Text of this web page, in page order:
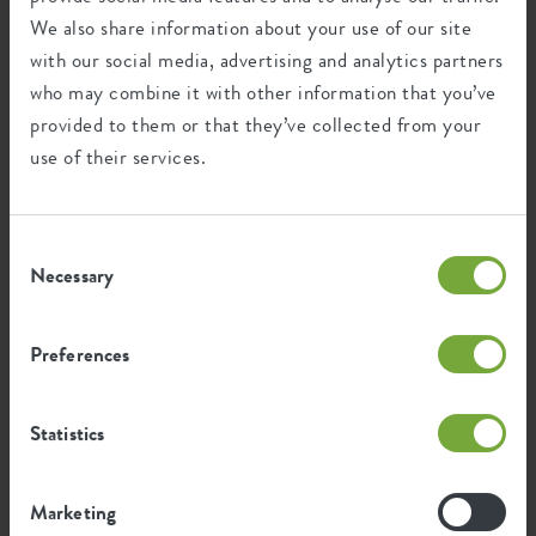
We also share information about your use of our site
with our social media, advertising and analytics partners
who may combine it with other information that you’ve
provided to them or that they’ve collected from your
use of their services.
Selection
Necessary
Preferences
Statistics
Marketing
l'eau dès que la plante en a besoin. Le système aqua care
est incassable et dispose d'un large bec pour ne pas être
obstrué par la terre. Parfait lorsque vous partez en week-
end !
Type de produit
accessoires
Utilisation du produit
intérieur, accessoires
Waranty
Roues
non
Système d'arrosage
Fond surélevé
Trous de perceuse
Preuve de conteneur
aqua care 9cm
transparent
aqua care 9cm lime
Facilité d'elho ; tous les